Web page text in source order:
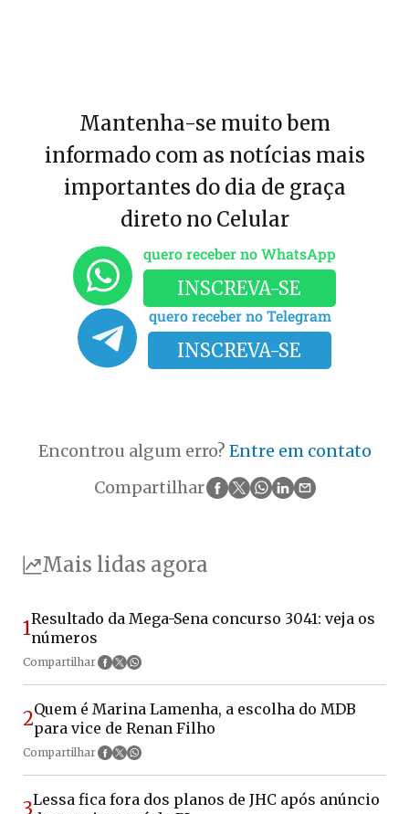
Mantenha-se muito bem
informado com as notícias mais
importantes do dia de graça
direto no Celular
quero receber no WhatsApp
INSCREVA-SE
quero receber no Telegram
INSCREVA-SE
Encontrou algum erro? Entre em contato
Compartilhar
Mais lidas agora
1Resultado da Mega-Sena concurso 3041: veja os
números
Compartilhar
2Quem é Marina Lamenha, a escolha do MDB
para vice de Renan Filho
Compartilhar
3Lessa fica fora dos planos de JHC após anúncio